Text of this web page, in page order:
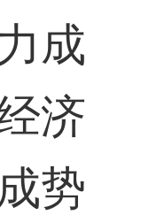
成
济
势